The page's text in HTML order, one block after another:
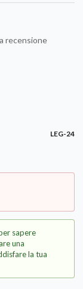
recensione
LEG-24
sapere
una
la tua